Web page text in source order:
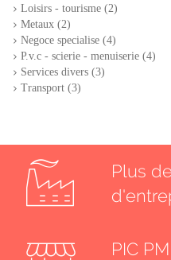
Loisirs - tourisme (2)
Metaux (2)
Negoce specialise (4)
P.v.c - scierie - menuiserie (4)
Services divers (3)
Transport (3)
Plus
PIC